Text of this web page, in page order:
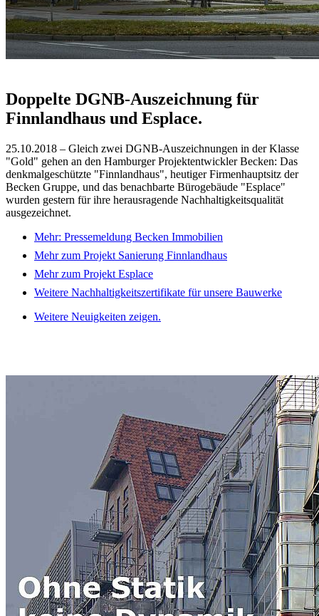
Doppelte DGNB-Auszeichnung für
Finnlandhaus und Esplace.
25.10.2018 – Gleich zwei DGNB-Auszeichnungen in der Klasse
"Gold" gehen an den Hamburger Projektentwickler Becken: Das
denkmalgeschützte "Finnlandhaus", heutiger Firmenhauptsitz der
Becken Gruppe, und das benachbarte Bürogebäude "Esplace"
wurden gestern für ihre herausragende Nachhaltigkeitsqualität
ausgezeichnet.
Mehr: Pressemeldung Becken Immobilien
Mehr zum Projekt Sanierung Finnlandhaus
Mehr zum Projekt Esplace
Weitere Nachhaltigkeitszertifikate für unsere Bauwerke
Weitere Neuigkeiten zeigen.